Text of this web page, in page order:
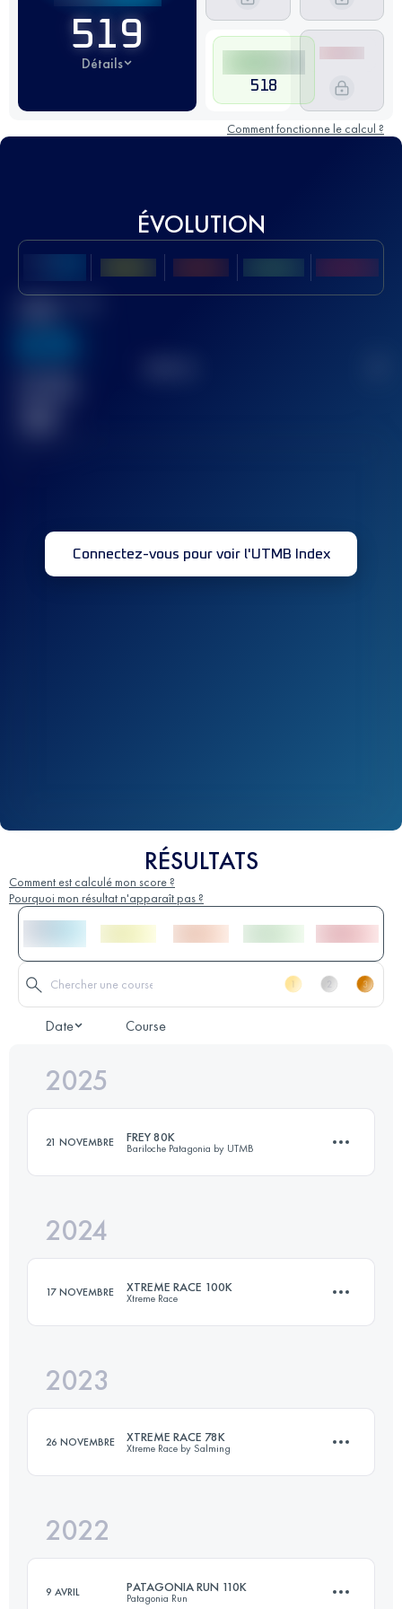
519
Détails
518
Comment fonctionne le calcul ?
ÉVOLUTION
Meilleur Score
Connectez-vous pour voir l'UTMB Index
RÉSULTATS
Comment est calculé mon score ?
Pourquoi mon résultat n'apparaît pas ?
Date Course
2025
21 NOVEMBRE FREY 80K
Bariloche Patagonia by UTMB
Connectez-vous pour voir l'UTMB Index
2024
17 NOVEMBRE XTREME RACE 100K
Xtreme Race
Connectez-vous pour voir l'UTMB Index
2023
26 NOVEMBRE XTREME RACE 78K
Xtreme Race by Salming
2022
9 AVRIL PATAGONIA RUN 110K
Patagonia Run